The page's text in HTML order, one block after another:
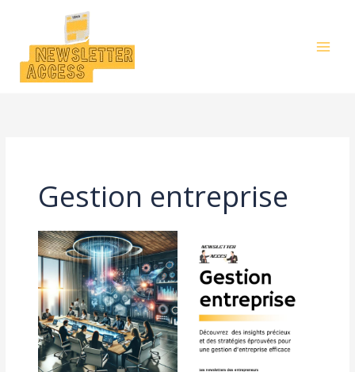
contenu
Gestion entreprise